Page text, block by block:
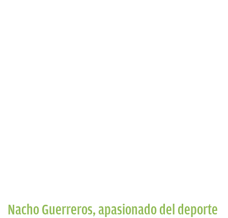
Nacho Guerreros, apasionado del deporte